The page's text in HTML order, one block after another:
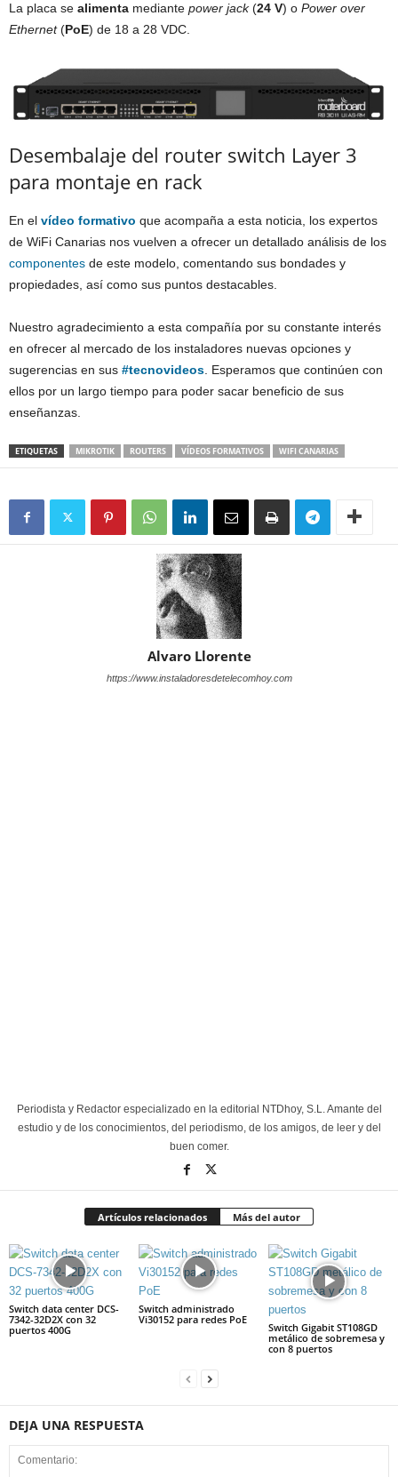
La placa se alimenta mediante power jack(24 V) o Power over
Ethernet(PoE) de 18 a 28 VDC.
Desembalaje del router switch Layer 3
para montaje en rack
En el vídeo formativo que acompaña a esta noticia, los expertos
de WiFi Canarias nos vuelven a ofrecer un detallado análisis de los
componentes de este modelo, comentando sus bondades y
propiedades, así como sus puntos destacables.
Nuestro agradecimiento a esta compañía por su constante interés
en ofrecer al mercado de los instaladores nuevas opciones y
sugerencias en sus #tecnovideos . Esperamos que continúen con
ellos por un largo tiempo para poder sacar beneficio de sus
enseñanzas.
ETIQUETAS MIKROTIK ROUTERS VÍDEOS FORMATIVOS WIFI CANARIAS
Alvaro Llorente
https://www.instaladoresdetelecomhoy.com
Periodista y Redactor especializado en la editorial NTDhoy, S.L. Amante del
estudio y de los conocimientos, del periodismo, de los amigos, de leer y del
buen comer.
Artículos relacionados Más del autor
Switch data center DCS-
7342-32D2X con 32
puertos 400G
Switch administrado
Vi30152 para redes PoE
Switch Gigabit ST108GD
metálico de sobremesa y
con 8 puertos
DEJA UNA RESPUESTA